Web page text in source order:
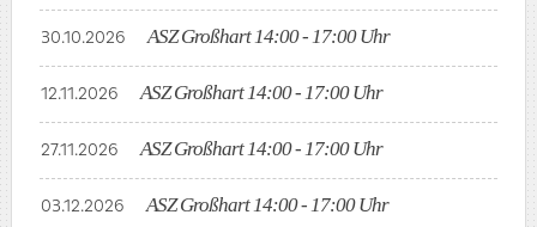
30.10.2026 ASZ Großhart 14:00 - 17:00 Uhr
12.11.2026 ASZ Großhart 14:00 - 17:00 Uhr
27.11.2026 ASZ Großhart 14:00 - 17:00 Uhr
03.12.2026 ASZ Großhart 14:00 - 17:00 Uhr